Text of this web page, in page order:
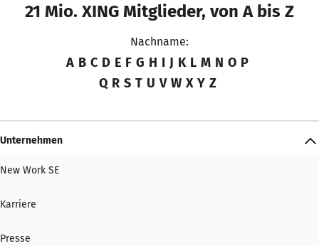
21 Mio. XING Mitglieder, von A bis Z
Nachname:
A B C D E F G H I J K L M N O P
Q R S T U V W X Y Z
Unternehmen
New Work SE
Karriere
Presse